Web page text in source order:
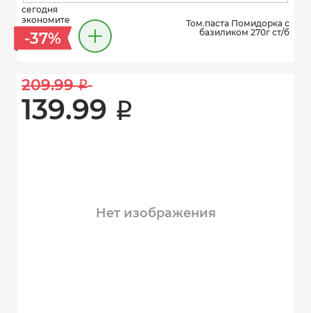
сегодня
экономите
-37%
Том.паста Помидорка с
базиликом 270г ст/б
209.99 i
139.99 i
Нет изображения